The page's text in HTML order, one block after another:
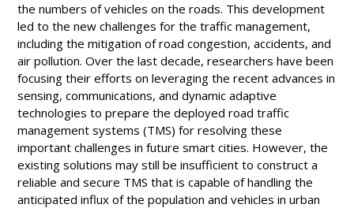
the numbers of vehicles on the roads. This development
led to the new challenges for the traffic management,
including the mitigation of road congestion, accidents, and
air pollution. Over the last decade, researchers have been
focusing their efforts on leveraging the recent advances in
sensing, communications, and dynamic adaptive
technologies to prepare the deployed road traffic
management systems (TMS) for resolving these
important challenges in future smart cities. However, the
existing solutions may still be insufficient to construct a
reliable and secure TMS that is capable of handling the
anticipated influx of the population and vehicles in urban